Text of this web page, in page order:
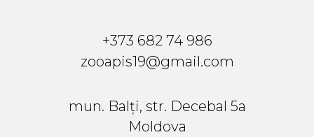
+373 682 74 986
zooapis19@gmail.com
mun. Balți, str. Decebal 5a
Moldova